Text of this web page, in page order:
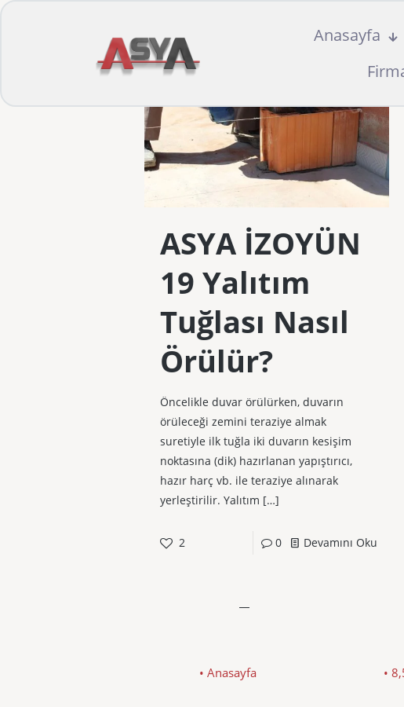
Anasayfa
ASYA İZOYÜN
19 Yalıtım
Tuğlası Nasıl
Örülür?
Öncelikle duvar örülürken, duvarın
örüleceği zemini teraziye almak
suretiyle ilk tuğla iki duvarın kesişim
noktasına (dik) hazırlanan yapıştırıcı,
hazır harç vb. ile teraziye alınarak
yerleştirilir. Yalıtım […]
2 0 Devamını Oku
• Anasayfa •